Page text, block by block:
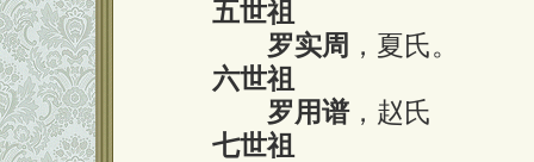
五世祖
罗实周 ，夏氏。
六世祖
罗用谱，赵氏
七世祖